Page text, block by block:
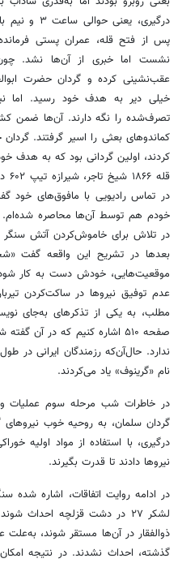
پس از فتح قله، عمران پستی
نشست اما خبری از آن‌ها نشد.
عقب‌نشینی کرده و گردان حضرت
خیلی دیر به هدف خود رسید. اما
کردند، اولین گردانی بود که به هدف
در تماس رادیویی با مافوق‌های خود
در تلاش برای خاموش‌کردن آتش
بعدها در تشریح این واقعه گفت
موقعیت‌هایی، خودش دست به کار
عدم توفیق نیروها در ساکت‌کردن
مطلب، به یکی از تذکرهای به‌جای
صفحه ۵۱۰ اشاره کنیم که در آن
نام «گرینوف» یاد می‌کردند.
گردان سلمان، به روحیه خوب
درگیری، با استفاده از مواد اولیه
نیروها دادند تا قدرت بگیرند.
در ادامه روایت اتفاقات، اشاره شده
لشکر ۲۷ در دشت قزلچه احداث
ذوالفقار در آن‌ها مستقر شوند،
گذشته، احداث نشدند. در نتیجه